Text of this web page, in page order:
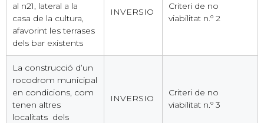
al n21, lateral a la
casa de la cultura,
afavorint les terrases
dels bar existents
INVERSIO
Criteri de no
viabilitat n.º 2
La construcció d’un
rocodrom municipal
en condicions, com
tenen altres
localitats dels
INVERSIO
Criteri de no
viabilitat n.º 3